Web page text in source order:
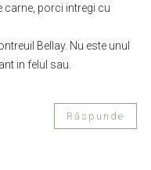
carne, porci intregi cu
Bellay. Nu este unul
in felul sau.
Răspunde